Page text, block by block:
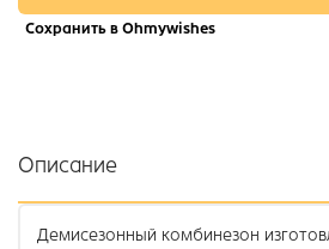
Сохранить в Ohmywishes
Описание
Демисезонный комбинезон